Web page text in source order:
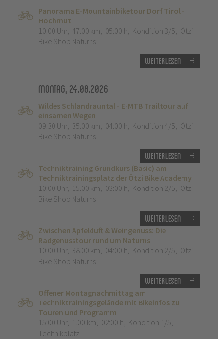
Panorama E-Mountainbiketour Dorf Tirol -
Hochmut
10:00 Uhr, 47.00 km, 05:00 h, Kondition 3/5, Ötzi
Bike Shop Naturns
Weiterlesen
Montag, 24.08.2026
Wildes Schlandrauntal - E-MTB Trailtour auf
einsamen Wegen
09:30 Uhr, 35.00 km, 04:00 h, Kondition 4/5, Ötzi
Bike Shop Naturns
Weiterlesen
Techniktraining Grundkurs (Basic) am
Techniktrainingsplatz der Ötzi Bike Academy
10:00 Uhr, 15.00 km, 03:00 h, Kondition 2/5, Ötzi
Bike Shop Naturns
Weiterlesen
Zwischen Apfelduft & Weingenuss: Die
Radgenusstour rund um Naturns
10:00 Uhr, 38.00 km, 04:00 h, Kondition 2/5, Ötzi
Bike Shop Naturns
Weiterlesen
Offener Montagnachmittag am
Techniktrainingsgelände mit Bikeinfos zu
Touren und Programm
15:00 Uhr, 1.00 km, 02:00 h, Kondition 1/5,
Technikplatz